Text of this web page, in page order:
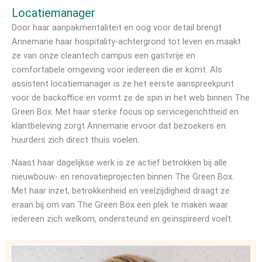
Locatiemanager
Door haar aanpakmentaliteit en oog voor detail brengt
Annemarie haar hospitality-achtergrond tot leven en maakt
ze van onze cleantech campus een gastvrije en
comfortabele omgeving voor iedereen die er komt. Als
assistent locatiemanager is ze het eerste aanspreekpunt
voor de backoffice en vormt ze de spin in het web binnen The
Green Box. Met haar sterke focus op servicegerichtheid en
klantbeleving zorgt Annemarie ervoor dat bezoekers en
huurders zich direct thuis voelen.
Naast haar dagelijkse werk is ze actief betrokken bij alle
nieuwbouw- en renovatieprojecten binnen The Green Box.
Met haar inzet, betrokkenheid en veelzijdigheid draagt ze
eraan bij om van The Green Box een plek te maken waar
iedereen zich welkom, ondersteund en geïnspireerd voelt.